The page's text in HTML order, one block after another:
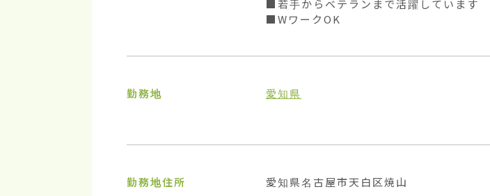
■若手からベテランまで活躍しています
■WワークOK
勤務地 愛知県
勤務地住所 愛知県名古屋市天白区焼山